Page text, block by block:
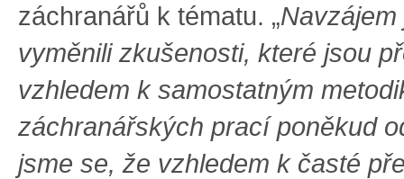
záchranářů k tématu. „
vyměnili zkušenosti, které jsou
vzhledem k samostatným
záchranářských prací poněkud
jsme se, že vzhledem k časté